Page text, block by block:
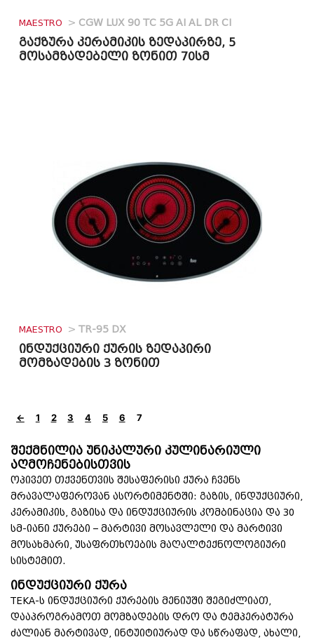
MAESTRO > CGW LUX 90 TC 5G AI AL DR CI
გაქზურა კერამიკის ზედაპირზე, 5
მოსამზადებელი ზონით 70სმ
MAESTRO > TR-95 DX
ინდუქციური ქურის ზედაპირი
მომზადების 3 ზონით
← 1 2 3 4 5 6 7
შექმნილია უნიკალური კულინარიული
აღმოჩენებისთვის
ოპივეთ თქვენთვის შესაფერისი ქურა ჩვენს
მრავალაფეროვან ასორტიმენტში: გაზის, ინდუქციური,
კერამიკის, გაზისა და ინდუქციურის კომბინაცია და 30
სმ-იანი ქურები – მარტივი მოსავლელი და მარტივი
მოსახმარი, უსაფრთხოების მაღალტექნოლოგიური
სისტემით.
ინდუქციური ქურა
TEKA-ს ინდუქციური ქურების მენიუში შეგიძლიათ,
დააპროგრამოთ მომზადების დრო და ტემპერატურა
ძალიან მარტივად, ინტუიტიურად და სწრაფად, ახალი,